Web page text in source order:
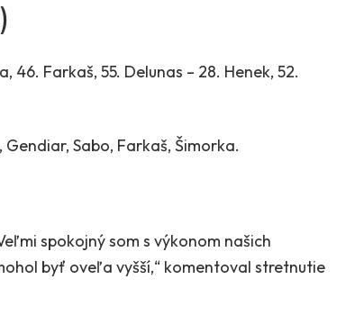
46. Farkaš, 55. Delunas – 28. Henek, 52.
Sabo, Farkaš, Šimorka.
spokojný som s výkonom našich
byť oveľa vyšší,“ komentoval stretnutie